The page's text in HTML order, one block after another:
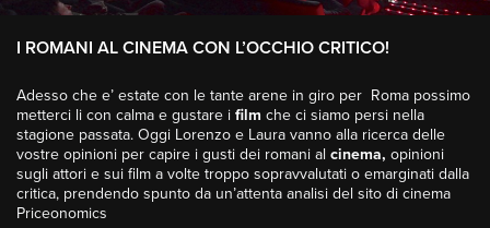
I ROMANI AL CINEMA CON L’OCCHIO CRITICO!
Adesso che e’ estate con le tante arene in giro per Roma possimo
metterci li con calma e gustare i film che ci siamo persi nella
stagione passata. Oggi Lorenzo e Laura vanno alla ricerca delle
vostre opinioni per capire i gusti dei romani al cinema, opinioni
sugli attori e sui film a volte troppo sopravvalutati o emarginati dalla
critica, prendendo spunto da un’attenta analisi del sito di cinema
Priceonomics